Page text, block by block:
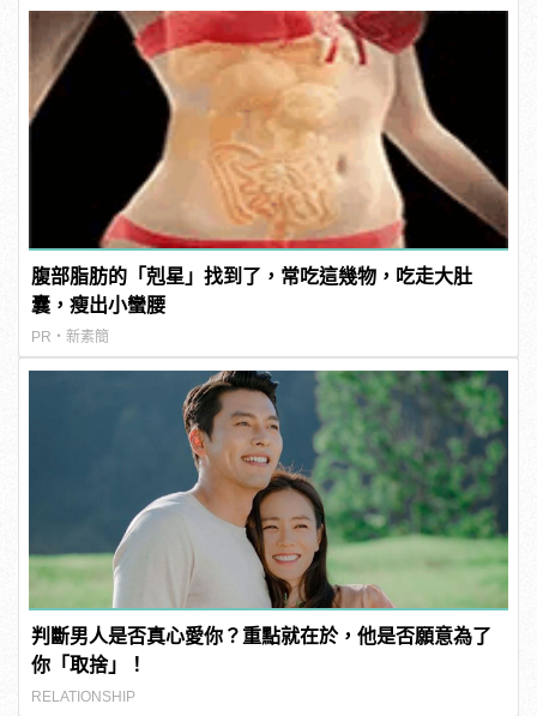
腹部脂肪的「剋星」找到了，常吃這幾物，吃走大肚
囊，瘦出小蠻腰
PR・新素簡
判斷男人是否真心愛你？重點就在於，他是否願意為了
你「取捨」！
RELATIONSHIP